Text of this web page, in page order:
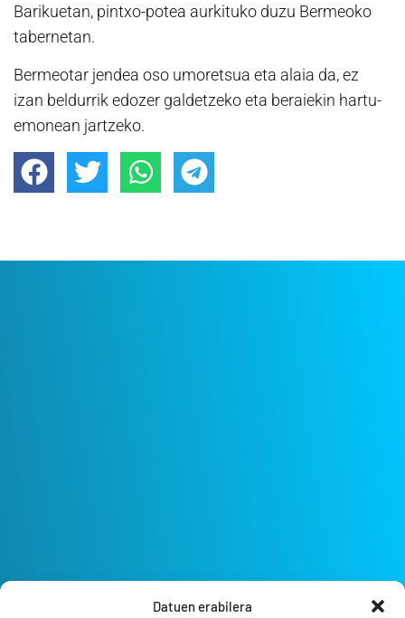
Datuen erabilera
Barikuetan, pintxo-potea aurkituko duzu Bermeoko
tabernetan.
Bermeotar jendea oso umoretsua eta alaia da, ez
izan beldurrik edozer galdetzeko eta beraiekin hartu-
emonean jartzeko.